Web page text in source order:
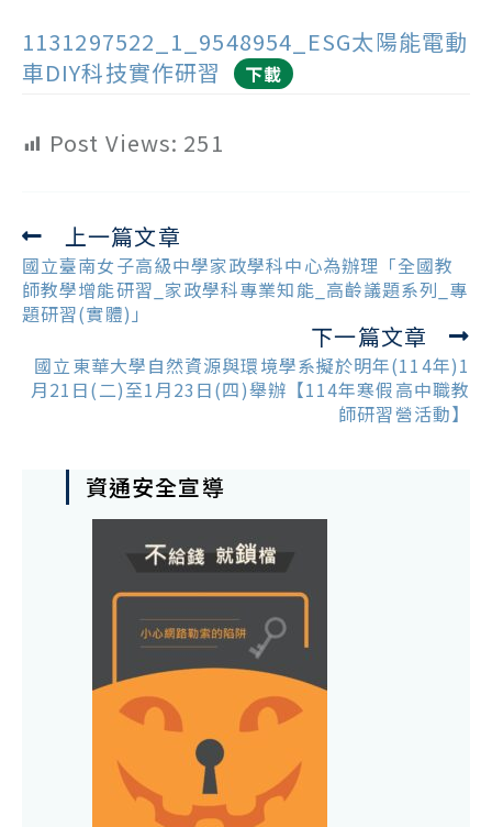
1131297522_1_9548954_ESG太陽能電動
車DIY科技實作研習
下載
Post Views: 251
Read
more
articles
上一篇文章
國立臺南女子高級中學家政學科中心為辦理「全國教
師教學增能研習_家政學科專業知能_高齡議題系列_專
題研習(實體)」
下一篇文章
國立東華大學自然資源與環境學系擬於明年(114年)1
月21日(二)至1月23日(四)舉辦【114年寒假高中職教
師研習營活動】
資通安全宣導